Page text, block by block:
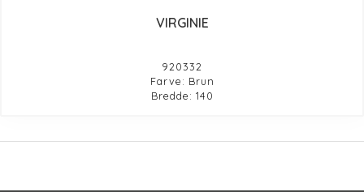
VIRGINIE
920332
Farve: Brun
Bredde: 140